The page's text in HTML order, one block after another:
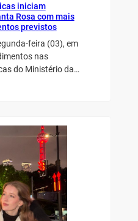
iniciam
Rosa com mais
previstos
feira (03), em
nas
do Ministério da…